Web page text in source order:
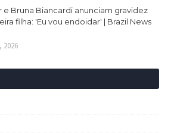
e Bruna Biancardi anunciam gravidez
filha: 'Eu vou endoidar' | Brazil News
2026